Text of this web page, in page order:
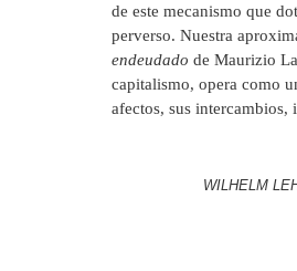
de este mecanismo que
perverso. Nuestra
endeudado de Maurizio
capitalismo, opera como
afectos, sus intercambios,
WILHELM